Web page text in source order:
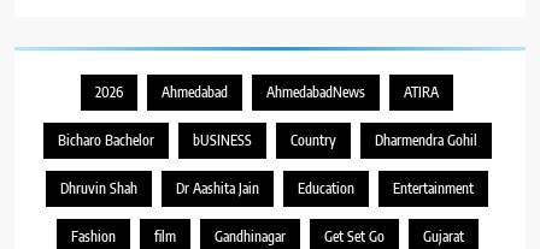
2026 Ahmedabad AhmedabadNews ATIRA
Bicharo Bachelor bUSINESS Country Dharmendra Gohil
Dhruvin Shah Dr Aashita Jain Education Entertainment
Fashion film Gandhinagar Get Set Go Gujarat